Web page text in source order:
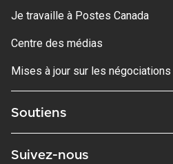
Je travaille à Postes Canada
Centre des médias
Mises à jour sur les négociations
Soutiens
Suivez-nous